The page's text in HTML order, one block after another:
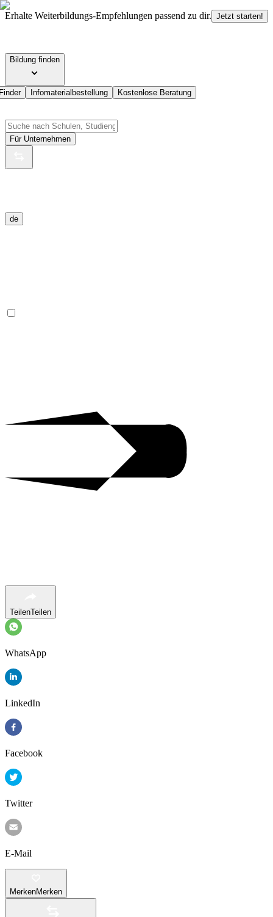
Erhalte Weiterbildungs-Empfehlungen passend zu dir. Jetzt starten!
Bildung finden
Infomaterialbestellung Kostenlose Beratung
Für Unternehmen
de
TeilenTeilen
WhatsApp
LinkedIn
Facebook
Twitter
E-Mail
MerkenMerken